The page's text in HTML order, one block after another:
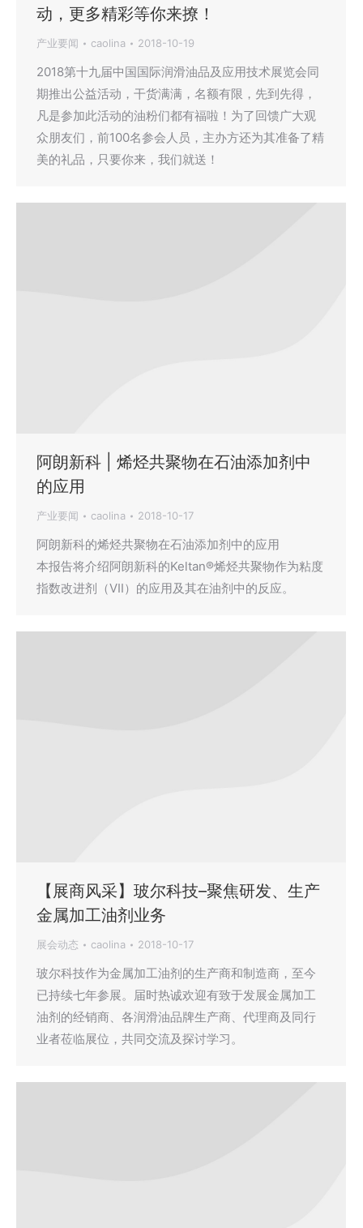
动，更多精彩等你来撩！
产业要闻 caolina 2018-10-19
2018第十九届中国国际润滑油品及应用技术展览会同
期推出公益活动，干货满满，名额有限，先到先得，
凡是参加此活动的油粉们都有福啦！为了回馈广大观
众朋友们，前100名参会人员，主办方还为其准备了精
美的礼品，只要你来，我们就送！
阿朗新科 | 烯烃共聚物在石油添加剂中
的应用
产业要闻 caolina 2018-10-17
阿朗新科的烯烃共聚物在石油添加剂中的应用
本报告将介绍阿朗新科的Keltan®烯烃共聚物作为粘度
指数改进剂（VII）的应用及其在油剂中的反应。
【展商风采】玻尔科技–聚焦研发、生产
金属加工油剂业务
展会动态 caolina 2018-10-17
玻尔科技作为金属加工油剂的生产商和制造商，至今
已持续七年参展。届时热诚欢迎有致于发展金属加工
油剂的经销商、各润滑油品牌生产商、代理商及同行
业者莅临展位，共同交流及探讨学习。